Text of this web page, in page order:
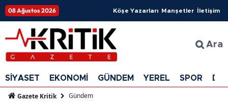
08 Ağustos 2026 Köşe Yazarları Manşetler İletişim
Ara
SİYASET EKONOMİ GÜNDEM YEREL SPOR
Gazete Kritik Gündem